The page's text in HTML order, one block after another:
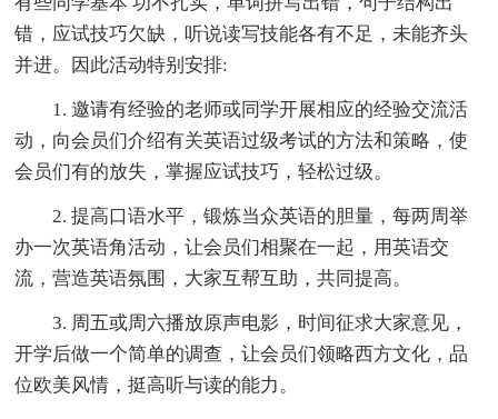
错，应试技巧欠缺，听说读写技能各有不足，未能齐头
并进。因此活动特别安排:
1. 邀请有经验的老师或同学开展相应的经验交流活
动，向会员们介绍有关英语过级考试的方法和策略，使
会员们有的放失，掌握应试技巧，轻松过级。
2. 提高口语水平，锻炼当众英语的胆量，每两周举
办一次英语角活动，让会员们相聚在一起，用英语交
流，营造英语氛围，大家互帮互助，共同提高。
3. 周五或周六播放原声电影，时间征求大家意见，
开学后做一个简单的调查，让会员们领略西方文化，品
位欧美风情，挺高听与读的能力。